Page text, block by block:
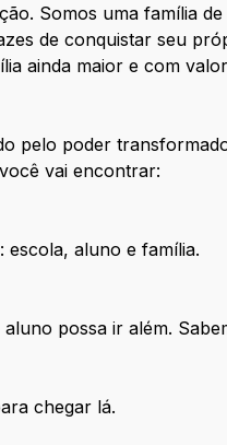
Somos uma família
de conquistar seu
ainda maior e com
pelo poder
vai encontrar:
escola, aluno e família.
possa ir além.
chegar lá.